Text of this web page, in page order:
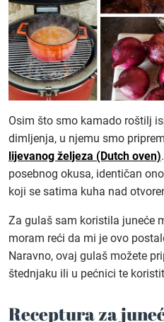
Osim što smo kamado roštilj
dimljenja, u njemu smo
lijevanog željeza (Dutch oven)
posebnog okusa, identičan
koji se satima kuha nad
Za gulaš sam koristila juneće
moram reći da mi je ovo
Naravno, ovaj gulaš možete
štednjaku ili u pećnici te
Receptura za